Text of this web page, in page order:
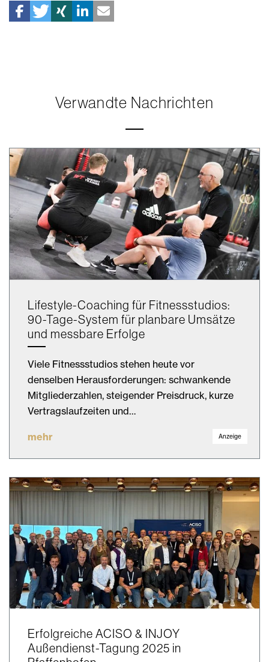
Verwandte Nachrichten
Lifestyle-Coaching für Fitnessstudios:
90-Tage-System für planbare Umsätze
und messbare Erfolge
Viele Fitnessstudios stehen heute vor
denselben Herausforderungen: schwankende
Mitgliederzahlen, steigender Preisdruck, kurze
Vertragslaufzeiten und…
mehr Anzeige
Erfolgreiche ACISO & INJOY
Außendienst-Tagung 2025 in